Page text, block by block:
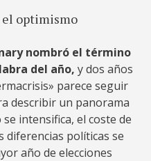
el optimismo
nombró el término
del año, y dos años
parece seguir
describir un panorama
intensifica, el coste de
diferencias políticas se
año de elecciones